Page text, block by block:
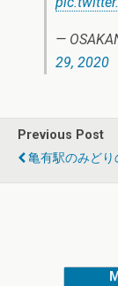
—
29, 2020
Previous Post
亀有駅のみど